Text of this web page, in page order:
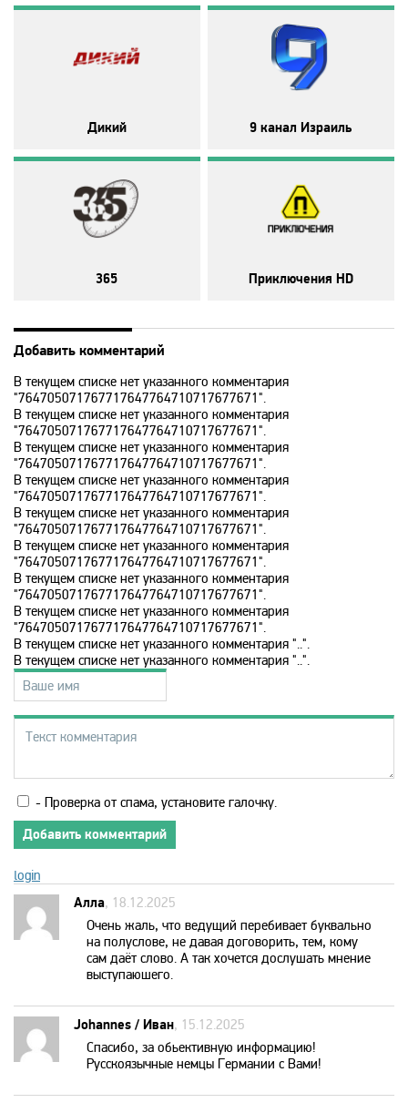
DNK
Fox Life
Galaxy TV
Gulli
History
History 2
Hollywood
ICTV
ID Xtra
Kazakh TV KZ
KazSport
MTV 00s
MTV 80s
Nat Geo Wild
National Geographic
Nick Jr
Дикий 9 канал Израиль
365 Приключения HD
Добавить комментарий
В текущем списке нет указанного комментария
"764705071767717647764710717677671".
В текущем списке нет указанного комментария
"764705071767717647764710717677671".
В текущем списке нет указанного комментария
"764705071767717647764710717677671".
В текущем списке нет указанного комментария
"764705071767717647764710717677671".
В текущем списке нет указанного комментария
"764705071767717647764710717677671".
В текущем списке нет указанного комментария
"764705071767717647764710717677671".
В текущем списке нет указанного комментария
"764705071767717647764710717677671".
В текущем списке нет указанного комментария
"764705071767717647764710717677671".
В текущем списке нет указанного комментария "..".
В текущем списке нет указанного комментария "..".
- Проверка от спама, установите галочку.
Добавить комментарий
login
Алла, 18.12.2025
Очень жаль, что ведущий перебивает буквально
на полуслове, не давая договорить, тем, кому
сам даёт слово. А так хочется дослушать мнение
выступаюшего.
Johannes / Иван, 15.12.2025
Спасибо, за обьективную информацию!
Русскоязычные немцы Германии с Вами!